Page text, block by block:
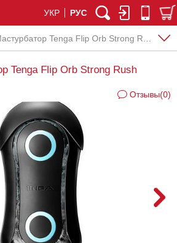
УКР РУС
Tenga Flip Orb Strong Rush
Tenga Flip Orb Strong Rush
Отзывы(0)